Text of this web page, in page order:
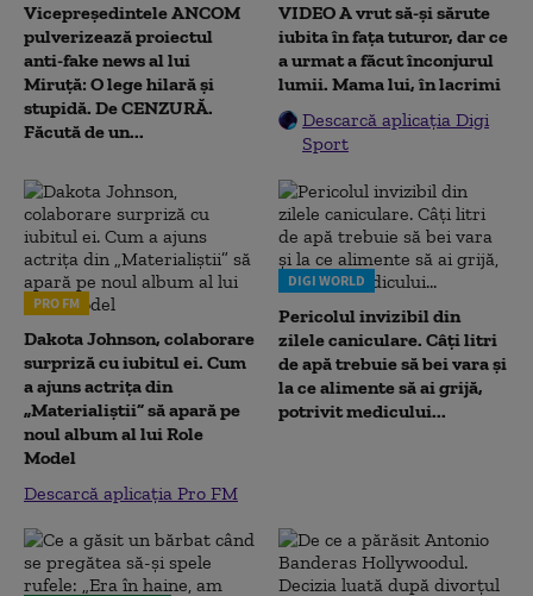
Vicepreședintele ANCOM
pulverizează proiectul
anti-fake news al lui
Miruță: O lege hilară și
stupidă. De CENZURĂ.
Făcută de un...
VIDEO A vrut să-și sărute
iubita în fața tuturor, dar ce
a urmat a făcut înconjurul
lumii. Mama lui, în lacrimi
Descarcă aplicația Digi
Sport
PRO FM
Dakota Johnson, colaborare
surpriză cu iubitul ei. Cum
a ajuns actrița din
„Materialiștii” să apară pe
noul album al lui Role
Model
Descarcă aplicația Pro FM
DIGI WORLD
Pericolul invizibil din
zilele caniculare. Câți litri
de apă trebuie să bei vara și
la ce alimente să ai grijă,
potrivit medicului...